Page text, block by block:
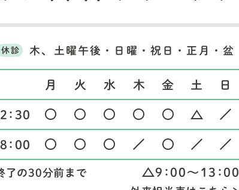
休診 木、土曜午後・日曜・祝日・正月・盆
月 火 水 木 金 土 日
：30
：00
了の30分前まで 9：00～13：00